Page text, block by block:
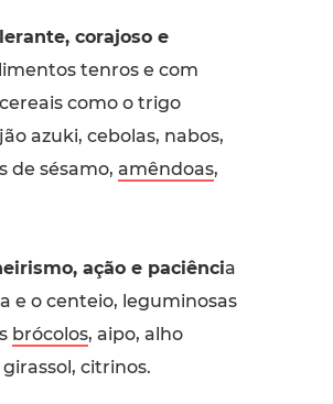
corajoso e
tenros e com
como o trigo
azuki, cebolas, nabos,
de sésamo, amêndoas,
ação e paciência
e o centeio, leguminosas
brócolos, aipo, alho
citrinos.